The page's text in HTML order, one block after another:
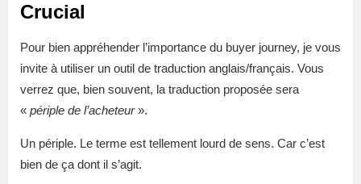
Crucial
Pour bien appréhender l’importance du buyer journey, je vous
invite à utiliser un outil de traduction anglais/français. Vous
verrez que, bien souvent, la traduction proposée sera
« périple de l’acheteur».
Un périple. Le terme est tellement lourd de sens. Car c’est
bien de ça dont il s’agit.